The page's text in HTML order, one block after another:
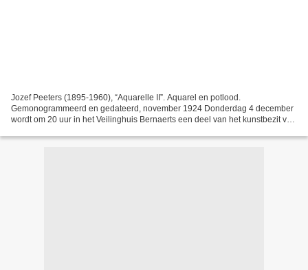
Jozef Peeters (1895-1960), “Aquarelle II”. Aquarel en potlood.
Gemonogrammeerd en gedateerd, november 1924 Donderdag 4 december
wordt om 20 uur in het Veilinghuis Bernaerts een deel van het kunstbezit van